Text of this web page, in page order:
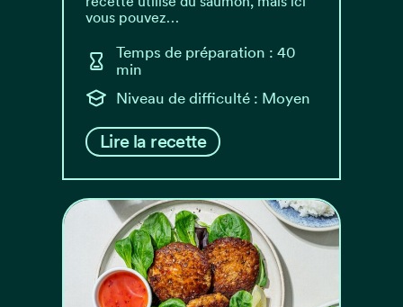
vous pouvez…
Temps de préparation : 40
min
Niveau de difficulté : Moyen
Lire la recette